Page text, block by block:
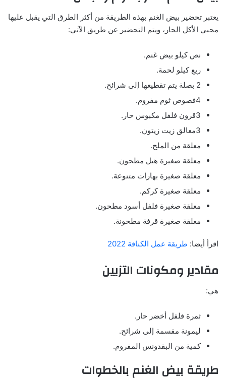
يعتبر تحضير بيض الغنم بهذه الطريقة من أكثر الطرق التي يقبل عليها
محبي الأكل الحار، ويتم التحضير عن طريق الآتي:
نص كيلو بيض غنم.
ربع كيلو لحمة.
2 بصلة يتم تقطيعها إلى شرائح.
4فصوص ثوم مفروم.
3قرون فلفل مكبوس حار.
3معالق زيت زيتون.
معلقة من الملح.
معلقة صغيرة هيل مطحون.
معلقة صغيرة بهارات متنوعة.
معلقة صغيرة كركم.
معلقة صغيرة فلفل أسود مطحون.
معلقة صغيرة قرفة مطحونة.
اقرأ أيضا: طريقة عمل الكنافة 2022
مقادير ومكونات التزيين
هي:
ثمرة فلفل أخضر حار.
ليمونة مقسمة إلى شرائح.
كمية من البقدونس المفروم.
طريقة بيض الغنم بالخطوات